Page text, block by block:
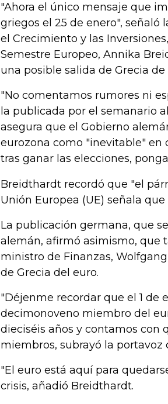
"Ahora el único mensaje que
griegos el 25 de enero",
el Crecimiento y las
Semestre Europeo, Annika
una posible salida de Grecia
"No comentamos rumores ni
la publicada por el semanario
asegura que el Gobierno
eurozona como "inevitable" en
tras ganar las elecciones,
Breidthardt recordó que "el
Unión Europea (UE) señala
La publicación germana, que
alemán, afirmó asimismo, que
ministro de Finanzas,
de Grecia del euro.
"Déjenme recordar que el 1 de
decimonoveno miembro del
dieciséis años y contamos con
miembros, subrayó la
"El euro está aquí para
crisis, añadió Breidthardt.